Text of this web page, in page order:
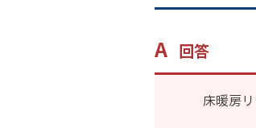
回答
床暖房